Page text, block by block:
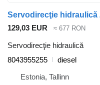
129,03 EUR ≈ 677 RON
Servodirecţie hidraulică
8043955255
diesel
Estonia, Tallinn